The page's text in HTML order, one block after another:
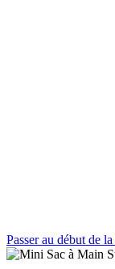
Passer au début de